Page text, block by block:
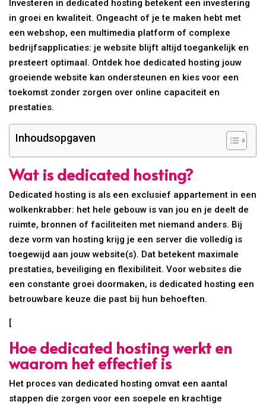
Investeren in dedicated hosting betekent een investering
in groei en kwaliteit. Ongeacht of je te maken hebt met
een webshop, een multimedia platform of complexe
bedrijfsapplicaties: je website blijft altijd toegankelijk en
presteert optimaal. Ontdek hoe dedicated hosting jouw
groeiende website kan ondersteunen en kies voor een
toekomst zonder zorgen over online capaciteit en
prestaties.
Inhoudsopgaven
Wat is dedicated hosting?
Dedicated hosting is als een exclusief appartement in een
wolkenkrabber: het hele gebouw is van jou en je deelt de
ruimte, bronnen of faciliteiten met niemand anders. Bij
deze vorm van hosting krijg je een server die volledig is
toegewijd aan jouw website(s). Dat betekent maximale
prestaties, beveiliging en flexibiliteit. Voor websites die
een constante groei doormaken, is dedicated hosting een
betrouwbare keuze die past bij hun behoeften.
[
Hoe dedicated hosting werkt en
waarom het effectief is
Het proces van dedicated hosting omvat een aantal
stappen die zorgen voor een soepele en krachtige